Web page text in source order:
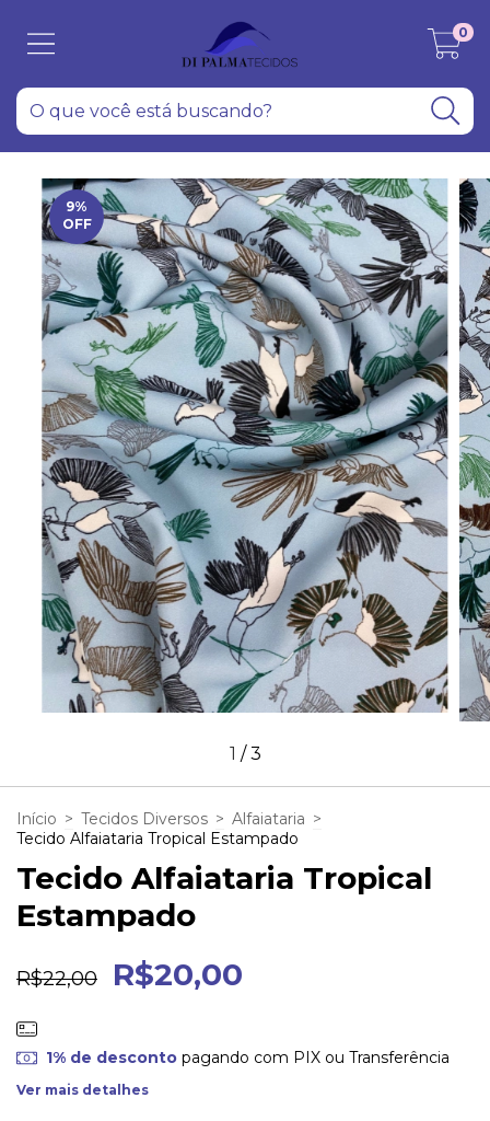
0
9%
OFF
1 /3
Início > Tecidos Diversos > Alfaiataria >
Tecido Alfaiataria Tropical Estampado
Tecido Alfaiataria Tropical
Estampado
R$22,00 R$20,00
1% de descontopagando com PIX ou Transferência
Ver mais detalhes